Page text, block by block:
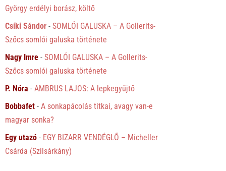
György erdélyi borász, költő
Csíki Sándor -SOMLÓI GALUSKA – A Gollerits-
Szőcs somlói galuska története
Nagy Imre -SOMLÓI GALUSKA – A Gollerits-
Szőcs somlói galuska története
P. Nóra -AMBRUS LAJOS: A lepkegyűjtő
Bobbafet -A sonkapácolás titkai, avagy van-e
magyar sonka?
Egy utazó - EGY BIZARR VENDÉGLŐ – Micheller
Csárda (Szilsárkány)